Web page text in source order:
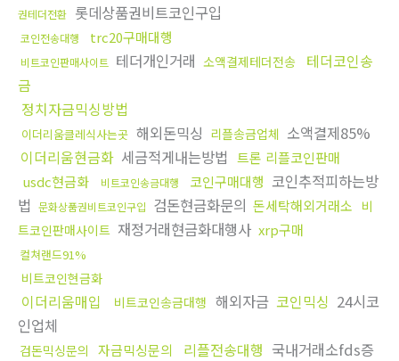
권테더전환 롯데상품권비트코인구입
코인전송대행 trc20구매대행
비트코인판매사이트 테더개인거래 소액결제테더전송
테더코인송
금
정치자금믹싱방법
이더리움클레식사는곳 해외돈믹싱 리플송금업체 소액결제85%
이더리움현금화 세금적게내는방법 트론 리플코인판매
usdc현금화
비트코인송금대행 코인구매대행 코인추적피하는방
법 문화상품권비트코인구입 검돈현금화문의 돈세탁해외거래소 비
트코인판매사이트 재정거래현금화대행사 xrp구매
컬쳐랜드91%
비트코인현금화
이더리움매입 비트코인송금대행 해외자금 코인믹싱 24시코
인업체
검돈믹싱문의 자금믹싱문의 리플전송대행 국내거래소fds증